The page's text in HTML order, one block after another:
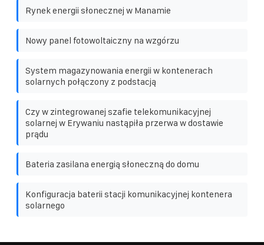
Rynek energii słonecznej w Manamie
Nowy panel fotowoltaiczny na wzgórzu
System magazynowania energii w kontenerach
solarnych połączony z podstacją
Czy w zintegrowanej szafie telekomunikacyjnej
solarnej w Erywaniu nastąpiła przerwa w dostawie
prądu
Bateria zasilana energią słoneczną do domu
Konfiguracja baterii stacji komunikacyjnej kontenera
solarnego